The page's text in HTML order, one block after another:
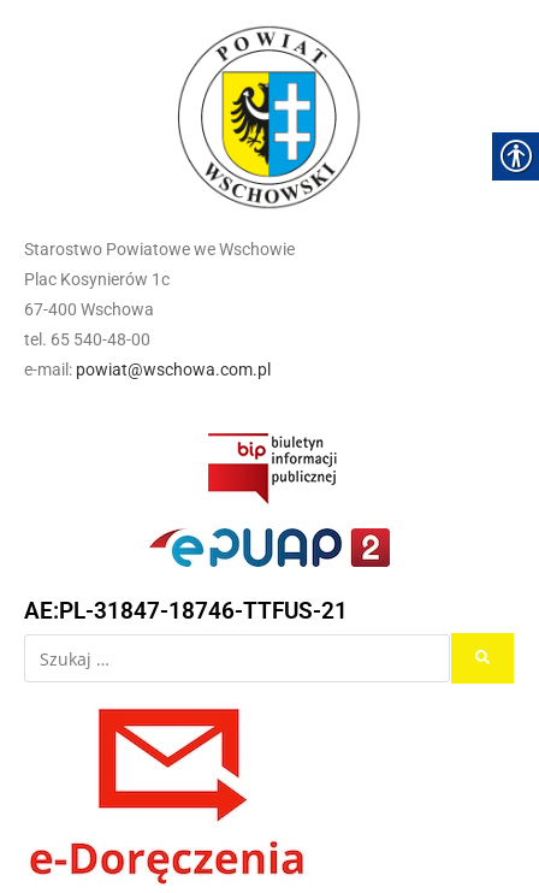
Starostwo Powiatowe we Wschowie
Plac Kosynierów 1c
67-400 Wschowa
tel. 65 540-48-00
e-mail: powiat@wschowa.com.pl
AE:PL-31847-18746-TTFUS-21